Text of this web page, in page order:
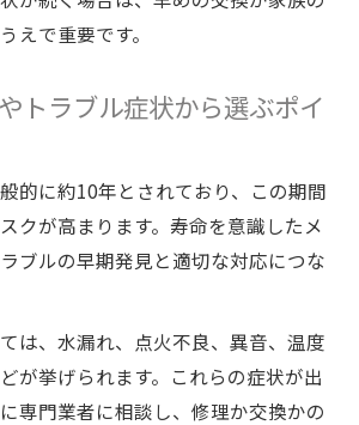
えで重要です。
トラブル症状から選ぶポイ
的に約10年とされており、この期間
クが高まります。寿命を意識したメ
ブルの早期発見と適切な対応につな
は、水漏れ、点火不良、異音、温度
が挙げられます。これらの症状が出
専門業者に相談し、修理か交換かの